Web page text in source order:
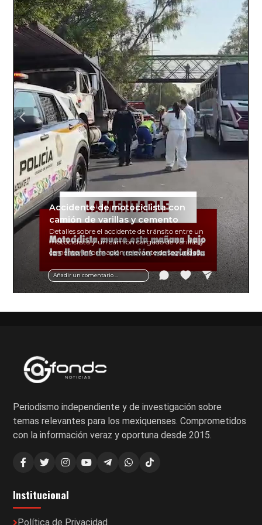
Añadir un comentario ...
Accidente de motociclista con
camión de varillas y cemento
Detalles sobre el accidente de tránsito entre un
motociclista y un camión cargado de varillas y
cemento. Información relevante de seguridad
vial y recomendaciones para motociclistas.
Periodismo independiente y de investigación sobre
temas relevantes para los mexiquenses. Comprometidos
con la información veraz y oportuna desde 2015.
Institucional
Política de Privacidad